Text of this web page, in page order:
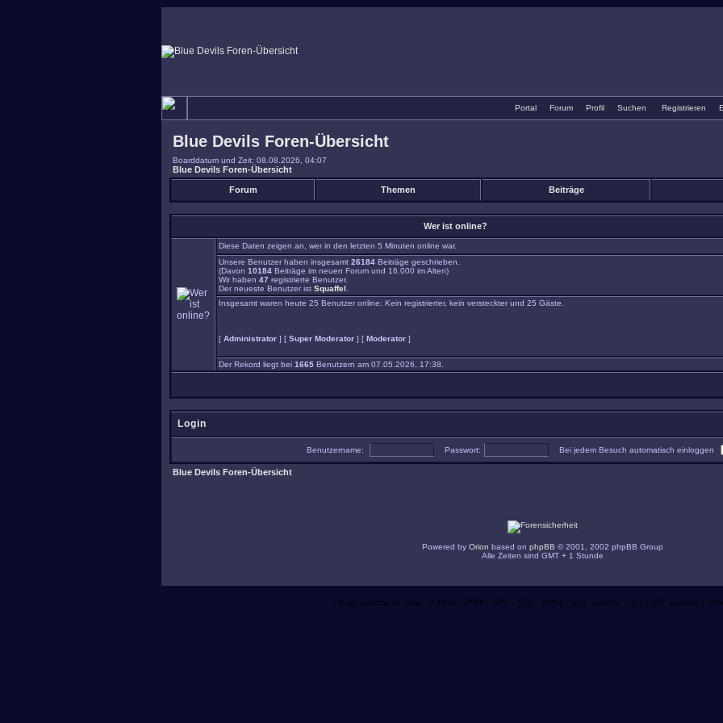
Portal Forum Profil Suchen Registrieren
Blue Devils Foren-Übersicht
Boarddatum und Zeit: 08.08.2026, 04:07
Blue Devils Foren-Übersicht
Forum Themen Beiträge
Wer ist online?
Diese Daten zeigen an, wer in den letzten 5 Minuten online war.
Unsere Benutzer haben insgesamt 26184 Beiträge geschrieben.
(Davon 10184 Beiträge im neuen Forum und 16.000 im Alten)
Wir haben 47 registrierte Benutzer.
Der neueste Benutzer ist Squaffel
Insgesamt waren heute 25 Benutzer online: Kein registrierter, kein versteckter und 25 Gäste.
[ Administrator ] [ Super Moderator ] [ Moderator ]
Der Rekord liegt bei 1665 Benutzern am 07.05.2026, 17:38.
Login
Benutzername: Passwort: Bei jedem Besuch automatisch einloggen
Blue Devils Foren-Übersicht
Powered by Orion based on phpBB © 2001, 2002 phpBB Group
Alle Zeiten sind GMT + 1 Stunde
[ Page generation time: 0.1956s (PHP: 16% - SQL: 84%) | SQL queries: 30 | GZIP enabled |